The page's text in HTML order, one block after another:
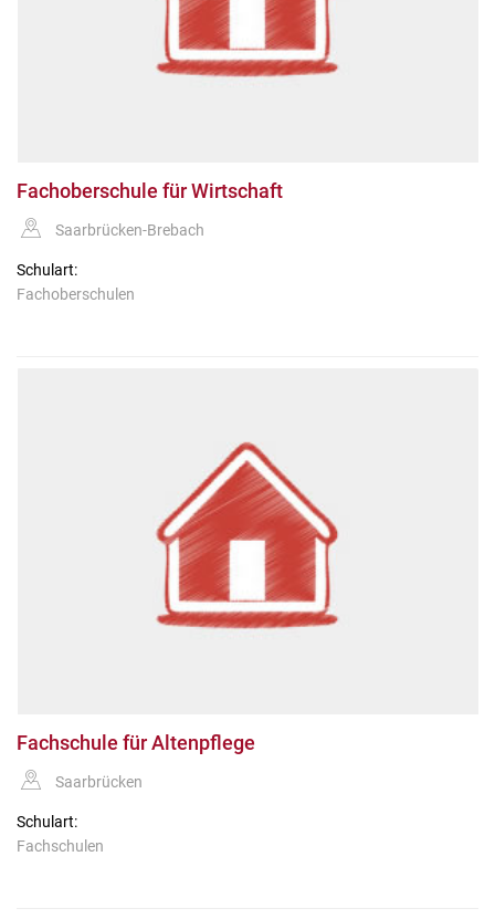
Fachoberschule für Wirtschaft
Saarbrücken-Brebach
Schulart:
Fachoberschulen
Fachschule für Altenpflege
Saarbrücken
Schulart:
Fachschulen